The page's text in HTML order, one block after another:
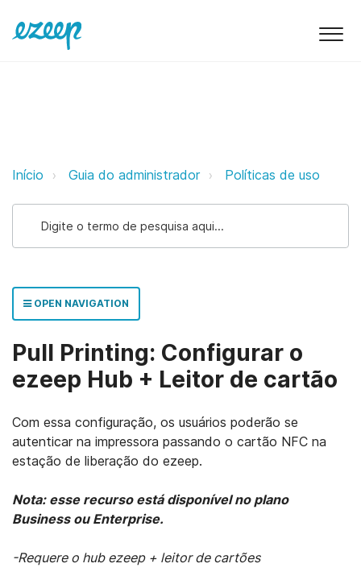
Pull Printing: Configurar o ezeep
Início Guia do administrador Políticas de uso
OPEN NAVIGATION
Pull Printing: Configurar o
ezeep Hub + Leitor de cartão
Com essa configuração, os usuários poderão se
autenticar na impressora passando o cartão NFC na
estação de liberação do ezeep.
Nota: esse recurso está disponível no plano
Business ou Enterprise.
-Requere o hub ezeep + leitor de cartões